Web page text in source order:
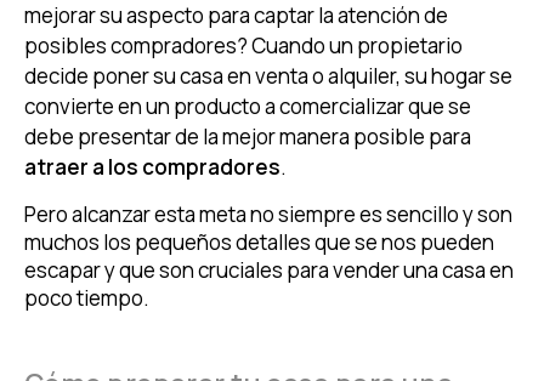
mejorar su aspecto para captar la atención de
posibles compradores? Cuando un propietario
decide poner su casa en venta o alquiler, su hogar se
convierte en un producto a comercializar que se
debe presentar de la mejor manera posible para
atraer a los compradores.
Pero alcanzar esta meta no siempre es sencillo y son
muchos los pequeños detalles que se nos pueden
escapar y que son cruciales para vender una casa en
poco tiempo.